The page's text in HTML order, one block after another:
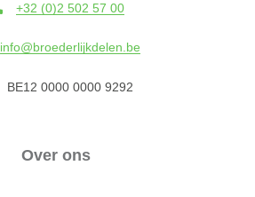
+32 (0)2 502 57 00
info@broederlijkdelen.be
BE12 0000 0000 9292
Over ons